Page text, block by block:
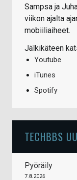
Sampsa ja
viikon ajalta
mobiiliaiheet.
Jälkikäteen
Youtube
iTunes
Spotify
TECHBBS
Pyöräily
7.8.2026